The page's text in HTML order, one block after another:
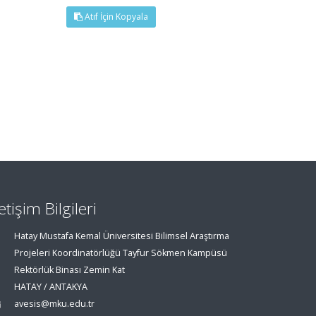
Atıf İçin Kopyala
Bilgileri
Hatay Mustafa Kemal Üniversitesi Bilimsel Araştırma
Projeleri Koordinatörlüğü Tayfur Sökmen Kampüsü
Rektörlük Binası Zemin Kat
HATAY / ANTAKYA
avesis@mku.edu.tr